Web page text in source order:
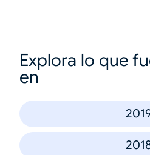
Explora lo que
en